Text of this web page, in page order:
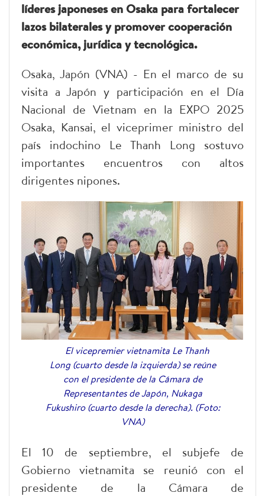
líderes japoneses en Osaka para fortalecer
lazos bilaterales y promover cooperación
económica, jurídica y tecnológica.
Osaka, Japón (VNA) - En el marco de su
visita a Japón y participación en el Día
Nacional de Vietnam en la EXPO 2025
Osaka, Kansai, el viceprimer ministro del
país indochino Le Thanh Long sostuvo
importantes encuentros con altos
dirigentes nipones.
El vicepremier vietnamita Le Thanh
Long (cuarto desde la izquierda) se reúne
con el presidente de la Cámara de
Representantes de Japón, Nukaga
Fukushiro (cuarto desde la derecha). (Foto:
VNA)
El 10 de septiembre, el subjefe de
Gobierno vietnamita se reunió con el
presidente de la Cámara de